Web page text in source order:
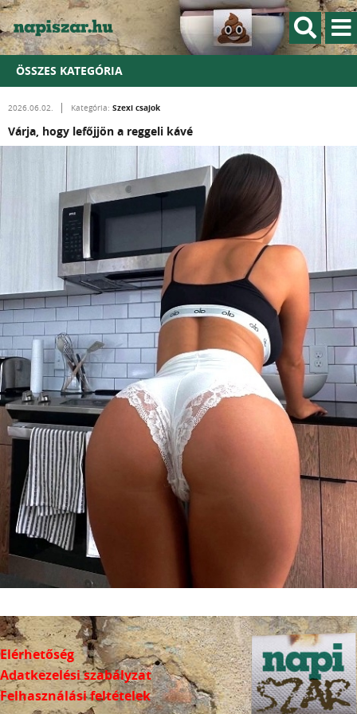
ÖSSZES KATEGÓRIA
2026.06.02. Kategória: Szexi csajok
Várja, hogy lefőjjön a reggeli kávé
Elérhetőség
Adatkezelési szabályzat
Felhasználási feltételek